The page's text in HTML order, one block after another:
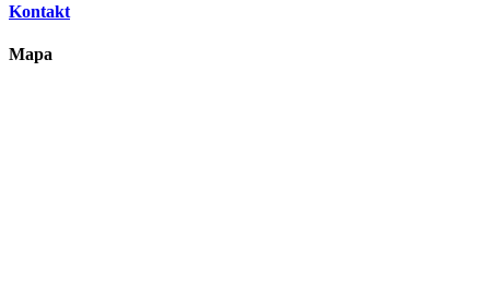
Kontakt
Mapa